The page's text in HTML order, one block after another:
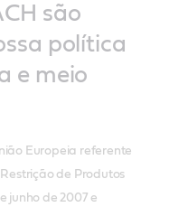
são
política
e meio
Europeia referente
de Produtos
junho de 2007 e